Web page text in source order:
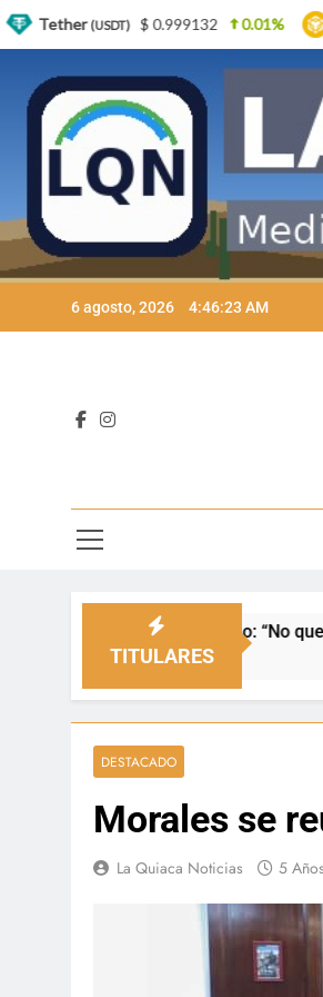
6 agosto, 2026 4:46:24 AM
TITULARES
“No queremos que se venda
DESTACADO
Morales se
La Quiaca Noticias 5
0.01% BNB (BNB) $ 564.26